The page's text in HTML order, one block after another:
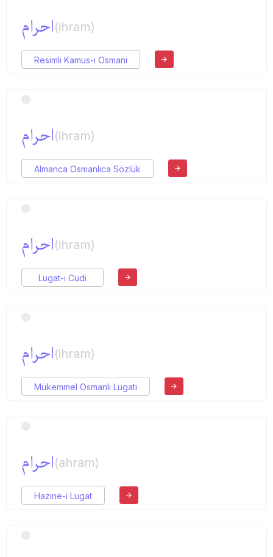
احرام(ihram)
Resimli Kamus-ı Osmani
احرام(ihram)
Almanca Osmanlıca Sözlük
احرام(ihram)
Lugat-ı Cudi
احرام(ihram)
Mükemmel Osmanlı Lugatı
احرام(ahram)
Hazine-i Lugat